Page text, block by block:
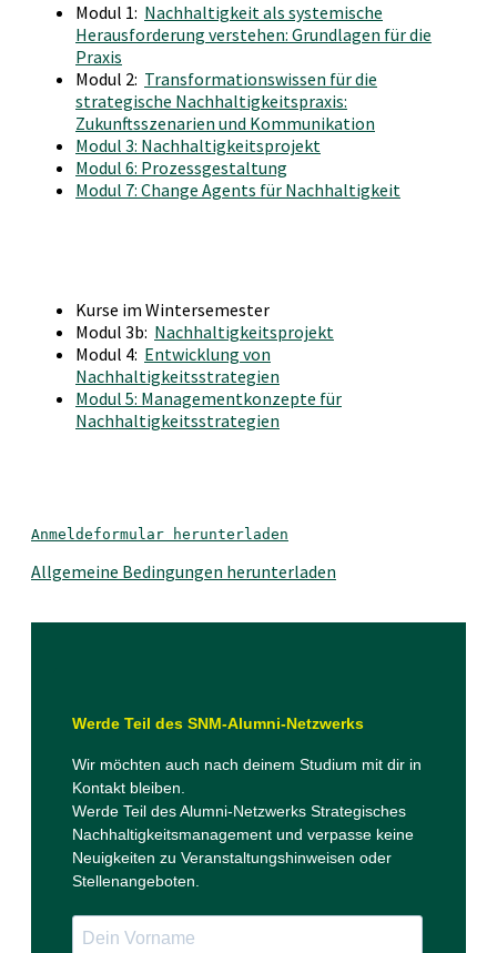
Modul 1: Nachhaltigkeit als systemische
Herausforderung verstehen: Grundlagen für die
Praxis
Modul 2: Transformationswissen für die
strategische Nachhaltigkeitspraxis:
Zukunftsszenarien und Kommunikation
Modul 3: Nachhaltigkeitsprojekt
Modul 6: Prozessgestaltung
Modul 7: Change Agents für Nachhaltigkeit
Kurse im Wintersemester
Modul 3b: Nachhaltigkeitsprojekt
Modul 4: Entwicklung von
Nachhaltigkeitsstrategien
Modul 5: Managementkonzepte für
Nachhaltigkeitsstrategien
Anmeldeformular herunterladen
Allgemeine Bedingungen herunterladen